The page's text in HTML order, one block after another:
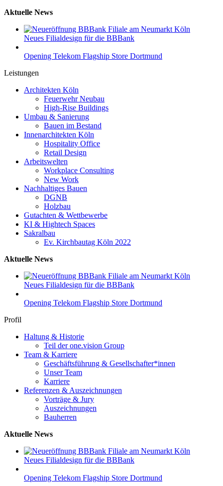
Aktuelle News
Neues Filialdesign für die BBBank
Opening Telekom Flagship Store Dortmund
Leistungen
Architekten Köln
Feuerwehr Neubau
High-Rise Buildings
Umbau & Sanierung
Bauen im Bestand
Innenarchitekten Köln
Hospitality Office
Retail Design
Arbeitswelten
Workplace Consulting
New Work
Nachhaltiges Bauen
DGNB
Holzbau
Gutachten & Wettbewerbe
KI & Hightech Spaces
Sakralbau
Ev. Kirchbautag Köln 2022
Aktuelle News
Neues Filialdesign für die BBBank
Opening Telekom Flagship Store Dortmund
Profil
Haltung & Historie
Teil der one.vision Group
Team & Karriere
Geschäftsführung & Gesellschafter*innen
Unser Team
Karriere
Referenzen & Auszeichnungen
Vorträge & Jury
Auszeichnungen
Bauherren
Aktuelle News
Neues Filialdesign für die BBBank
Opening Telekom Flagship Store Dortmund